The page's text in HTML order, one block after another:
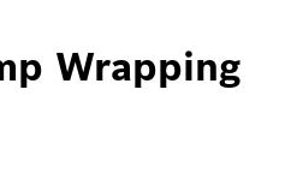
Wrapping